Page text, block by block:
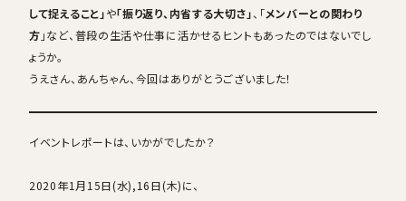
して捉えること」や「振り返り、内省する大切さ」、「メンバーとの関わり
方 」など、普段の生活や仕事に活かせるヒントもあったのではないでし
ょうか。
うえさん、あんちゃん、今回はありがとうございました！
イベントレポートは、いかがでしたか？
2020年1月15日(水),16日(木)に、